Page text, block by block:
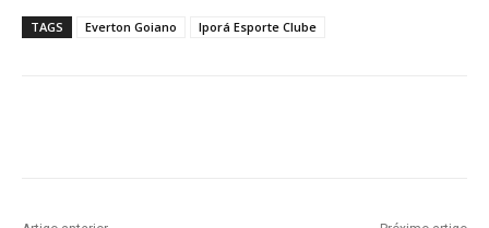
TAGS Everton Goiano Iporá Esporte Clube